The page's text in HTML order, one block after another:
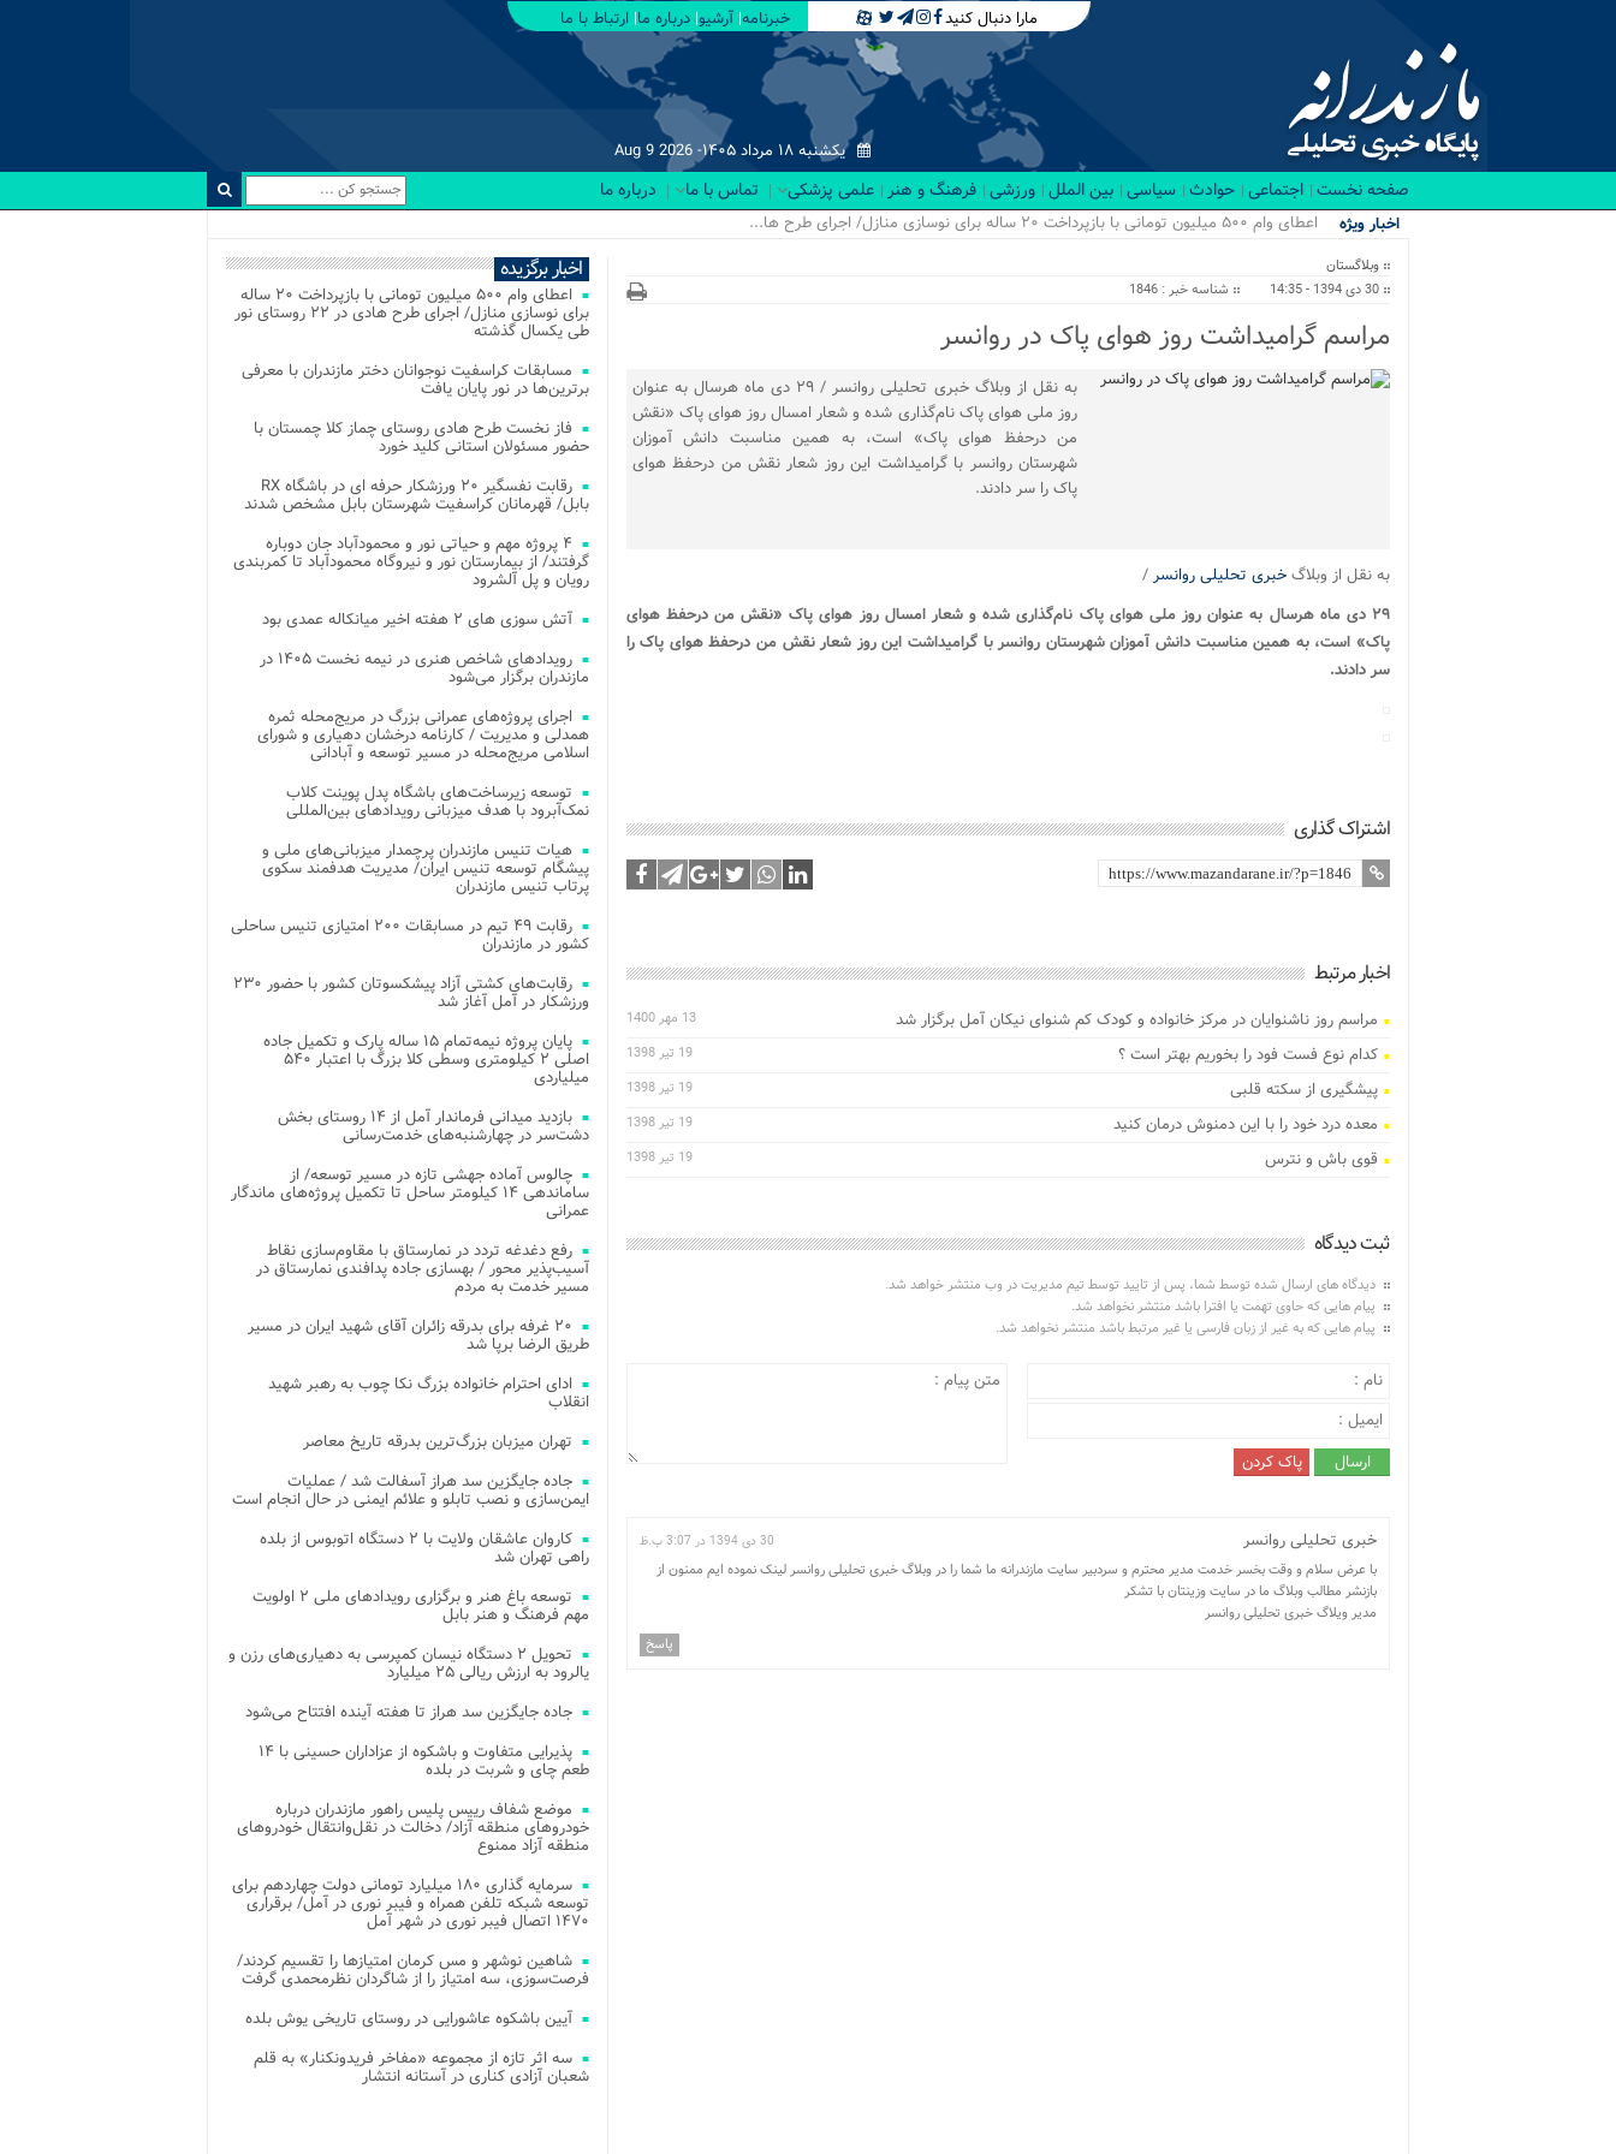
مارا دنبال کنید خبرنامه آرشیو درباره ما ارتباط با ما
یکشنبه ۱۸ مرداد ۱۴۰۵- Aug 9 2026
صفحه نخست اجتماعی حوادث سیاسی بین الملل ورزشی فرهنگ و هنر علمی پزشکی تماس با ما درباره ما
اخبار ویژه مساب.
وبلاگستان
30 دی 1394 - 14:35
شناسه خبر : 1846
مراسم گرامیداشت روز هوای پاک در روانسر
به نقل از وبلاگ خبری تحلیلی روانسر / ۲۹ دی ماه هرسال به عنوان
روز ملی هوای پاک نام‌گذاری شده و شعار امسال روز هوای پاک «نقش
من درحفظ هوای پاک» است، به همین مناسبت دانش آموزان
شهرستان روانسر با گرامیداشت این روز شعار نقش من درحفظ هوای
پاک را سر دادند.
به نقل از وبلاگخبری تحلیلی روانسر /
۲۹ دی ماه هرسال به عنوان روز ملی هوای پاک نام‌گذاری شده و شعار امسال روز هوای پاک «نقش من درحفظ هوای
پاک» است، به همین مناسبت دانش آموزان شهرستان روانسر با گرامیداشت این روزشعار نقش من درحفظ هوای پاک را
سر دادند.
اشتراک گذاری
اخبار مرتبط
مراسم روز ناشنوایان در مرکز خانواده و کودک کم شنوای نیکان آمل برگزار شد 13 مهر 1400
کدام نوع فست فود را بخوریم بهتر است ؟ 19 تیر 1398
پیشگیری از سکته قلبی 19 تیر 1398
معده درد خود را با این دمنوش درمان کنید 19 تیر 1398
قوی باش و نترس 19 تیر 1398
ثبت دیدگاه
دیدگاه های ارسال شده توسط شما، پس از تایید توسط تیم مدیریت در وب منتشر خواهد شد.
پیام هایی که حاوی تهمت یا افترا باشد منتشر نخواهد شد.
پیام هایی که به غیر از زبان فارسی یا غیر مرتبط باشد منتشر نخواهد شد.
خبری تحلیلی روانسر 30 دی 1394 در 3:07 ب.ظ
با عرض سلام و وقت بخسر خدمت مدیر محترم و سردبیر سایت مازندرانه ما شما را در وبلاگ خبری تحلیلی روانسر لینک نموده ایم ممنون از
بازنشر مطالب وبلاگ ما در سایت وزینتان با تشکر
مدیر ویلاگ خبری تحلیلی روانسر
پاسخ
اخبار برگزیده
اعطای وام ۵۰۰ میلیون تومانی با بازپرداخت ۲۰ ساله
برای نوسازی منازل/ اجرای طرح هادی در ۲۲ روستای نور
طی یکسال گذشته
مسابقات کراسفیت نوجوانان دختر مازندران با معرفی
برترین‌ها در نور پایان یافت
فاز نخست طرح هادی روستای چماز کلا چمستان با
حضور مسئولان استانی کلید خورد
رقابت نفسگیر ۲۰ ورزشکار حرفه ای در باشگاه RX
بابل/ قهرمانان کراسفیت شهرستان بابل مشخص شدند
۴ پروژه مهم و حیاتی نور و محمودآباد جان دوباره
گرفتند/ از بیمارستان نور و نیروگاه محمودآباد تا کمربندی
رویان و پل آلشرود
آتش‌ سوزی‌ های ۲ هفته اخیر میانکاله عمدی بود
رویدادهای شاخص هنری در نیمه نخست ۱۴۰۵ در
مازندران برگزار می‌شود
اجرای پروژه‌های عمرانی بزرگ در مریج‌محله ثمره
همدلی و مدیریت / کارنامه درخشان دهیاری و شورای
اسلامی مریج‌محله در مسیر توسعه و آبادانی
توسعه زیرساخت‌های باشگاه پدل پوینت کلاب
نمک‌آبرود با هدف میزبانی رویدادهای بین‌المللی
هیات تنیس مازندران پرچمدار میزبانی‌های ملی و
پیشگام توسعه تنیس ایران/ مدیریت هدفمند سکوی
پرتاب تنیس مازندران
رقابت ۴۹ تیم در مسابقات ۲۰۰ امتیازی تنیس ساحلی
کشور در مازندران
رقابت‌های کشتی آزاد پیشکسوتان کشور با حضور ۲۳۰
ورزشکار در آمل آغاز شد
پایان پروژه نیمه‌تمام ۱۵ ساله پارک و تکمیل جاده
اصلی ۲ کیلومتری وسطی کلا بزرگ با اعتبار ۵۴۰
میلیاردی
بازدید میدانی فرماندار آمل از ۱۴ روستای بخش
دشت‌سر در چهارشنبه‌های خدمت‌رسانی
چالوس آماده جهشی تازه در مسیر توسعه/ از
ساماندهی ۱۴ کیلومتر ساحل تا تکمیل پروژه‌های ماندگار
عمرانی
رفع دغدغه تردد در نمارستاق با مقاوم‌سازی نقاط
آسیب‌پذیر محور / بهسازی جاده پدافندی نمارستاق در
مسیر خدمت به مردم
۲۰ غرفه برای بدرقه زائران آقای شهید ایران در مسیر
طریق الرضا برپا شد
ادای احترام خانواده بزرگ نکا چوب به رهبر شهید
انقلاب
تهران میزبان بزرگ‌ترین بدرقه تاریخ معاصر
جاده جایگزین سد هراز آسفالت شد / عملیات
ایمن‌سازی و نصب تابلو و علائم ایمنی در حال انجام است
کاروان عاشقان ولایت با ۲ دستگاه اتوبوس از بلده
راهی تهران شد
توسعه باغ هنر و برگزاری رویدادهای ملی ۲ اولویت
مهم فرهنگ و هنر بابل
تحویل ۲ دستگاه نیسان کمپرسی به دهیاری‌های رزن و
یالرود به ارزش ریالی ۲۵ میلیارد
جاده جایگزین سد هراز تا هفته آینده افتتاح می‌شود
پذیرایی متفاوت و باشکوه از عزاداران حسینی با ۱۴
طعم چای و شربت در بلده
موضع شفاف رییس پلیس راهور مازندران درباره
خودروهای منطقه آزاد/ دخالت در نقل‌وانتقال خودروهای
منطقه آزاد ممنوع
سرمایه گذاری ۱۸۰ میلیارد تومانی دولت چهاردهم برای
توسعه شبکه تلفن همراه و فیبر نوری در آمل/ برقراری
۱۴۷۰ اتصال فیبر نوری در شهر آمل
شاهین نوشهر و مس کرمان امتیازها را تقسیم کردند/
فرصت‌سوزی، سه امتیاز را از شاگردان نظرمحمدی گرفت
آیین باشکوه عاشورایی در روستای تاریخی یوش بلده
سه اثر تازه از مجموعه «مفاخر فریدونکنار» به قلم
شعبان آزادی کناری در آستانه انتشار